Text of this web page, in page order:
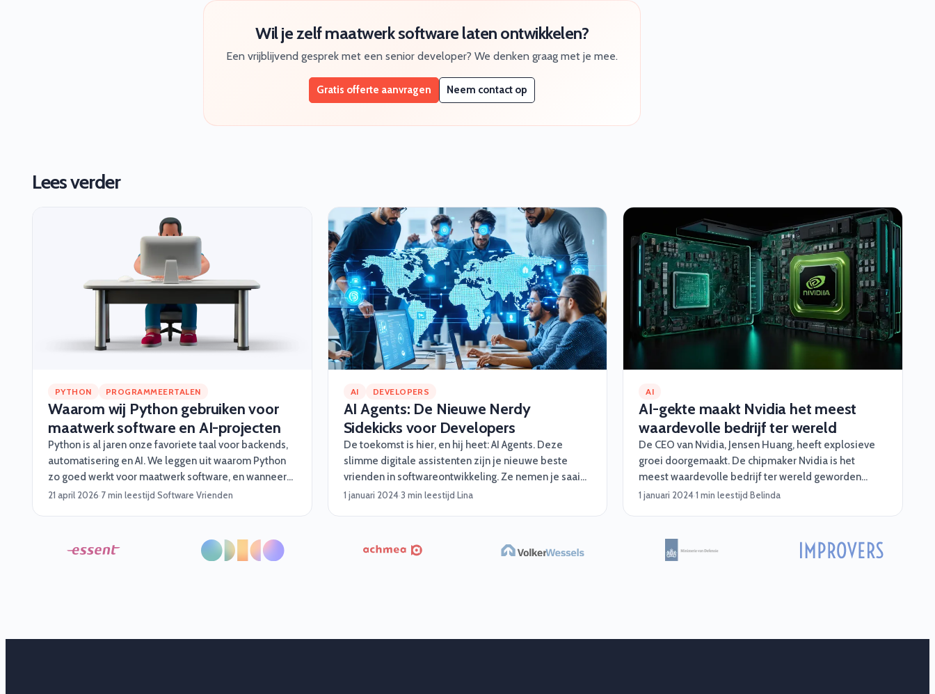
Wil je zelf maatwerk software laten ontwikkelen?
Een vrijblijvend gesprek met een senior developer? We denken graag met je mee.
Gratis offerte aanvragen Neem contact op
Lees verder
PYTHON PROGRAMMEERTALEN
Waarom wij Python gebruiken voor
maatwerk software en AI-projecten
Python is al jaren onze favoriete taal voor backends,
automatisering en AI. We leggen uit waarom Python
zo goed werkt voor maatwerk software, en wanneer
je beter iets anders kiest.
21 april 2026·7 min leestijd·Software Vrienden
AI DEVELOPERS
AI Agents: De Nieuwe Nerdy
Sidekicks voor Developers
De toekomst is hier, en hij heet: AI Agents. Deze
slimme digitale assistenten zijn je nieuwe beste
vrienden in softwareontwikkeling. Ze nemen je saaie
taken uit handen, werken razendsnel en worden nooit
kunnen ze, en waarom zijn ze een gamechanger voor
1 januari 2024·3 min leestijd·Lina
AI
AI-gekte maakt Nvidia het meest
waardevolle bedrijf ter wereld
De CEO van Nvidia, Jensen Huang, heeft explosieve
groei doorgemaakt. De chipmaker Nvidia is het
meest waardevolle bedrijf ter wereld geworden
nadat de aandelenkoers dinsdag tot een
1 januari 2024·1 min leestijd·Belinda